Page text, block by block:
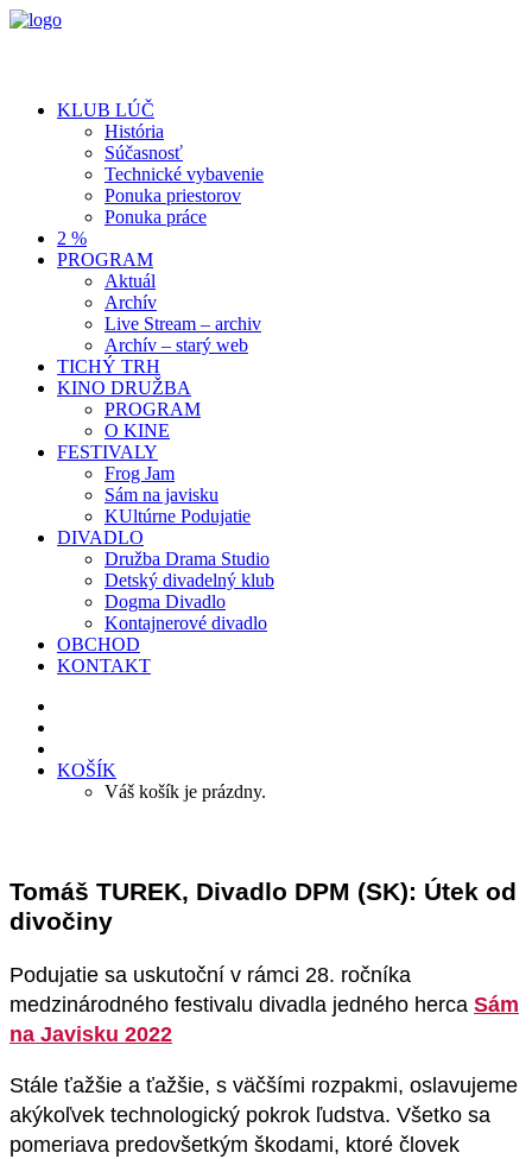
KLUB LÚČ
História
Súčasnosť
Technické vybavenie
Ponuka priestorov
Ponuka práce
2 %
PROGRAM
Aktuál
Archív
Live Stream – archiv
Archív – starý web
TICHÝ TRH
KINO DRUŽBA
PROGRAM
O KINE
FESTIVALY
Frog Jam
Sám na javisku
KUltúrne Podujatie
DIVADLO
Družba Drama Studio
Detský divadelný klub
Dogma Divadlo
Kontajnerové divadlo
OBCHOD
KONTAKT
KOŠÍK
Váš košík je prázdny.
Tomáš TUREK, Divadlo DPM (SK): Útek od
divočiny
Podujatie sa uskutoční v rámci 28. ročníka
medzinárodného festivalu divadla jedného herca Sám
na Javisku 2022
Stále ťažšie a ťažšie, s väčšími rozpakmi, oslavujeme
akýkoľvek technologický pokrok ľudstva. Všetko sa
pomeriava predovšetkým škodami, ktoré človek